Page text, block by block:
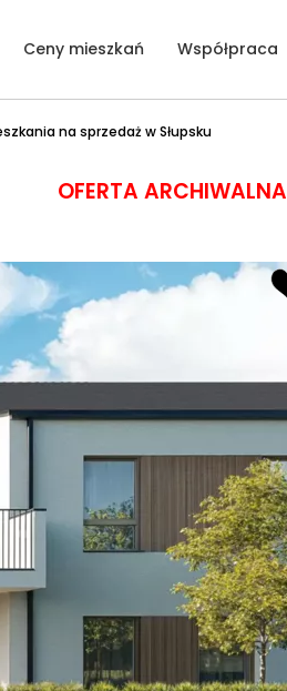
Ceny mieszkań Współpraca
na sprzedaż w Słupsku
OFERTA ARCHIWALNA